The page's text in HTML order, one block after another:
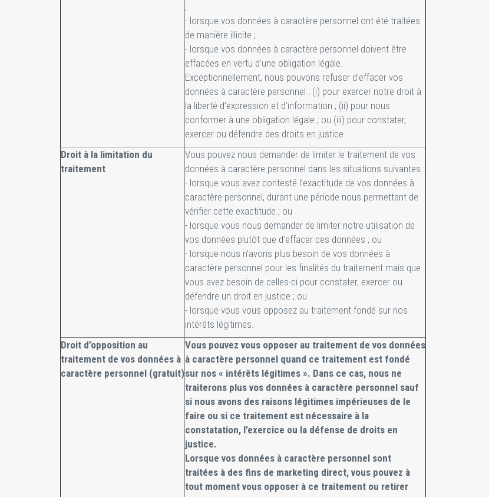
;
- lorsque vos données à caractère personnel ont été traitées
de manière illicite ;
- lorsque vos données à caractère personnel doivent être
effacées en vertu d’une obligation légale.
Exceptionnellement, nous pouvons refuser d’effacer vos
données à caractère personnel : (i) pour exercer notre droit à
la liberté d’expression et d’information ; (ii) pour nous
conformer à une obligation légale ; ou (iii) pour constater,
exercer ou défendre des droits en justice.
Droit à la limitation du
traitement
Vous pouvez nous demander de limiter le traitement de vos
données à caractère personnel dans les situations suivantes :
- lorsque vous avez contesté l’exactitude de vos données à
caractère personnel, durant une période nous permettant de
vérifier cette exactitude ; ou
- lorsque vous nous demander de limiter notre utilisation de
vos données plutôt que d’effacer ces données ; ou
- lorsque nous n’avons plus besoin de vos données à
caractère personnel pour les finalités du traitement mais que
vous avez besoin de celles-ci pour constater, exercer ou
défendre un droit en justice ; ou
- lorsque vous vous opposez au traitement fondé sur nos
intérêts légitimes.
Droit d’opposition au
traitement de vos données à
caractère personnel (gratuit)
Vous pouvez vous opposer au traitement de vos données
à caractère personnel quand ce traitement est fondé
sur nos « intérêts légitimes ». Dans ce cas, nous ne
traiterons plus vos données à caractère personnel sauf
si nous avons des raisons légitimes impérieuses de le
faire ou si ce traitement est nécessaire à la
constatation, l’exercice ou la défense de droits en
justice.
Lorsque vos données à caractère personnel sont
traitées à des fins de marketing direct, vous pouvez à
tout moment vous opposer à ce traitement ou retirer